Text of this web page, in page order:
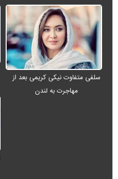
سلفی متفاوت نیکی کریمی بعد از
مهاجرت به لندن